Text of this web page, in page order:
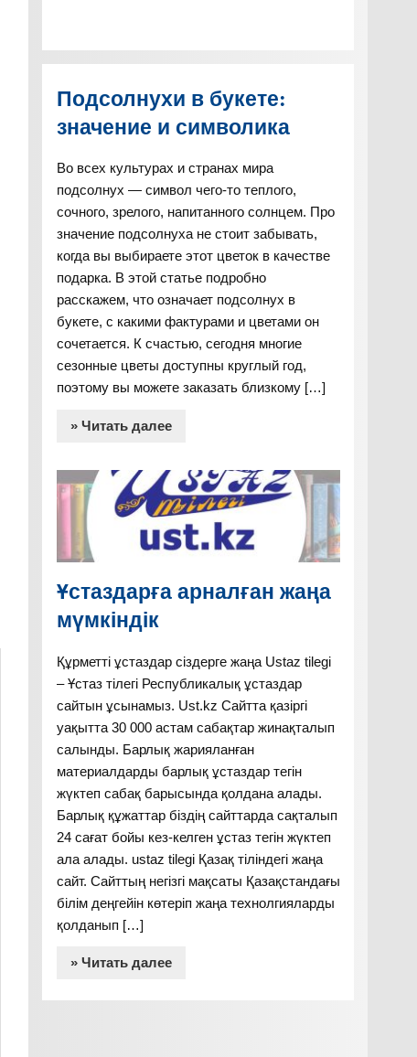
Подсолнухи в букете:
значение и символика
Во всех культурах и странах мира
подсолнух — символ чего-то теплого,
сочного, зрелого, напитанного солнцем. Про
значение подсолнуха не стоит забывать,
когда вы выбираете этот цветок в качестве
подарка. В этой статье подробно
расскажем, что означает подсолнух в
букете, с какими фактурами и цветами он
сочетается. К счастью, сегодня многие
сезонные цветы доступны круглый год,
поэтому вы можете заказать близкому […]
» Читать далее
Ұстаздарға арналған жаңа
мүмкіндік
Құрметті ұстаздар сіздерге жаңа Ustaz tilegi
– Ұстаз тілегі Республикалық ұстаздар
сайтын ұсынамыз. Ust.kz Сайтта қазіргі
уақытта 30 000 астам сабақтар жинақталып
салынды. Барлық жарияланған
материалдарды барлық ұстаздар тегін
жүктеп сабақ барысында қолдана алады.
Барлық құжаттар біздің сайттарда сақталып
24 сағат бойы кез-келген ұстаз тегін жүктеп
ала алады. ustaz tilegi Қазақ тіліндегі жаңа
сайт. Сайттың негізгі мақсаты Қазақстандағы
білім деңгейін көтеріп жаңа технолгияларды
қолданып […]
» Читать далее